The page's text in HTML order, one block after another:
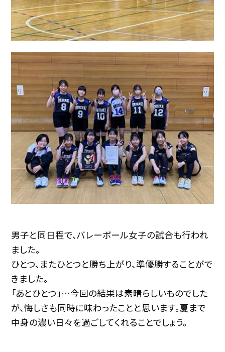
男子と同日程で、バレーボール女子の試合も行われ
ました。
ひとつ、またひとつと勝ち上がり、準優勝することがで
きました。
「あとひとつ」…今回の結果は素晴らしいものでした
が、悔しさも同時に味わったことと思います。夏まで
中身の濃い日々を過ごしてくれることでしょう。